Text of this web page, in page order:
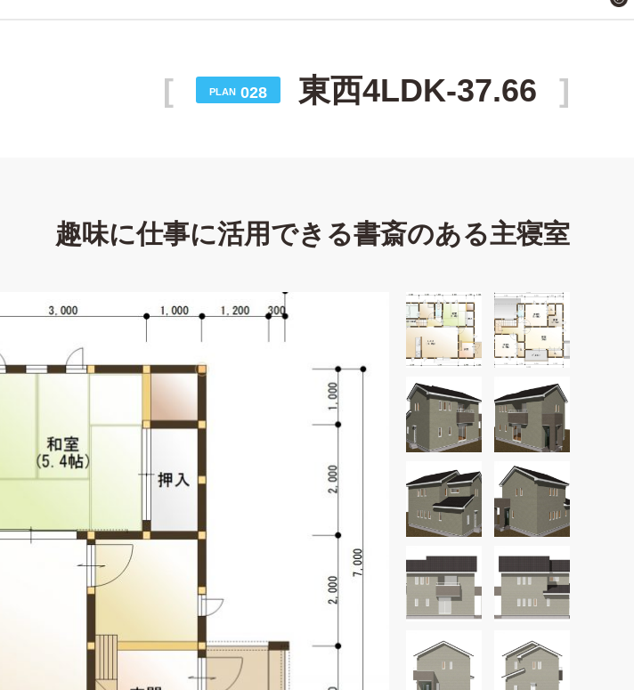
PLAN 028 東西4LDK-37.66
趣味に仕事に活用できる書斎のある主寝室